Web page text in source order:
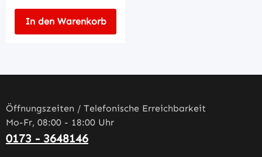
In den Warenkorb
Öffnungszeiten / Telefonische Erreichbarkeit
Mo-Fr, 08:00 - 18:00 Uhr
0173 - 3648146